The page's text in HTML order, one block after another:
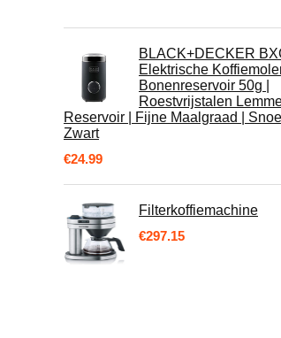
BLACK+DECKER
Elektrische
Bonenreservoir 50g |
Roestvrijstalen
Reservoir | Fijne Maalgraad |
Zwart
€24.99
Filterkoffiemachine
€297.15